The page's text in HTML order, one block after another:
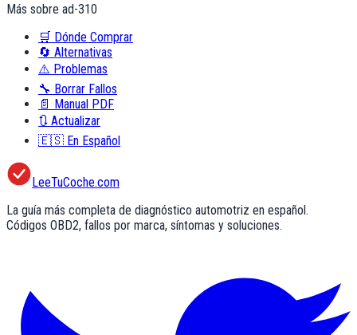
Más sobre ad-310
🛒 Dónde Comprar
🔄 Alternativas
⚠️ Problemas
🔧 Borrar Fallos
📄 Manual PDF
🔃 Actualizar
🇪🇸 En Español
LeeTuCoche.com
La guía más completa de diagnóstico automotriz en español.
Códigos OBD2, fallos por marca, síntomas y soluciones.